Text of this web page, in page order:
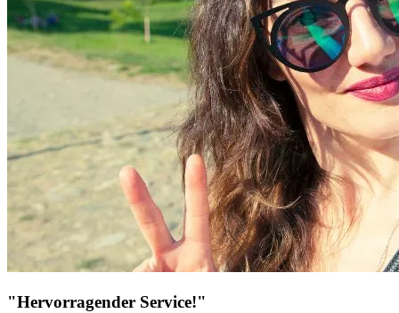
"Hervorragender Service!"